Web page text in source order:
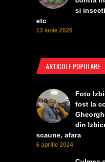
si
etc
13 iunie 2026
ARTICOLE POPULARE
Foto
fost la
din
scaune, afara
6 aprilie 2024